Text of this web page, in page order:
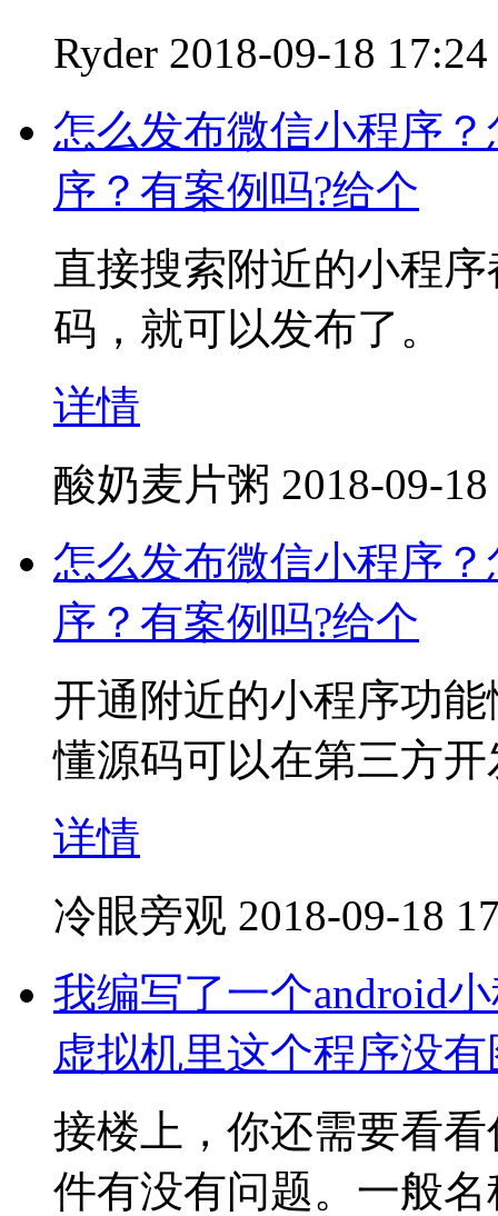
Ryder 2018-09-18 17:24
怎么发布微信小程序
序？有案例吗?给个
直接搜索附近的小程
码，就可以发布了。
详情
酸奶麦片粥 2018-09-
怎么发布微信小程序
序？有案例吗?给个
开通附近的小程序功
懂源码可以在第三方
详情
冷眼旁观 2018-09-18
我编写了一个android
虚拟机里这个程序没
接楼上，你还需要看
件有没有问题。一般名